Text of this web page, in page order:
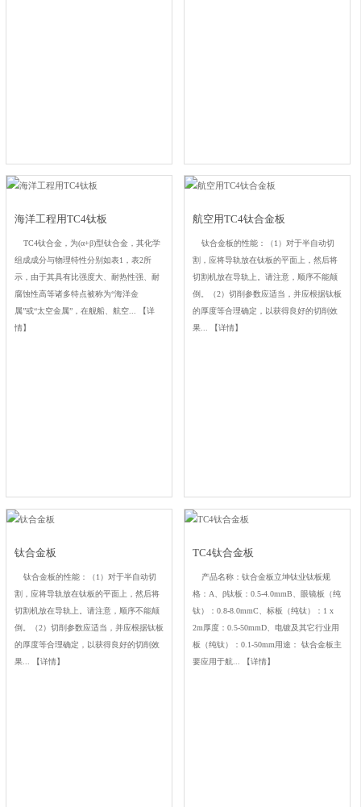
海洋工程用TC4钛板
TC4钛合金，为(α+β)型钛合金，其化学
组成成分与物理特性分别如表1，表2所
示，由于其具有比强度大、耐热性强、耐
腐蚀性高等诸多特点被称为“海洋金
属”或“太空金属”，在舰船、航空...
【详
情】
航空用TC4钛合金板
钛合金板的性能：（1）对于半自动切
割，应将导轨放在钛板的平面上，然后将
切割机放在导轨上。请注意，顺序不能颠
倒。（2）切削参数应适当，并应根据钛板
的厚度等合理确定，以获得良好的切削效
果...
【详情】
钛合金板
钛合金板的性能：（1）对于半自动切
割，应将导轨放在钛板的平面上，然后将
切割机放在导轨上。请注意，顺序不能颠
倒。（2）切削参数应适当，并应根据钛板
的厚度等合理确定，以获得良好的切削效
果...
【详情】
TC4钛合金板
产品名称：钛合金板立坤钛业钛板规
格：A、β钛板：0.5-4.0mmB、眼镜板（纯
钛）：0.8-8.0mmC、标板（纯钛）：1 x
2m厚度：0.5-50mmD、电镀及其它行业用
板（纯钛）：0.1-50mm用途： 钛合金板主
要应用于航...
【详情】